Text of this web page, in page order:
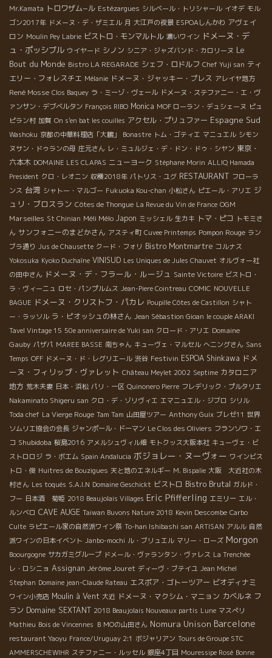
Mr.Kamata トロワザム−ル Estézargues シルベール・トリシャール イオデ モル
ゴン2017年 ドメーヌ・デ・ザミエル 月 大江戸の夜景 ESPOAしんかわ アヴェイ
ロン Moulin Pey Labrie ビストロ・モンマルトル 濃いワイン ドメーヌ・デ
ュ・ポッシブル ウイヤード シノン シニア・ジャズバンド・カロリーヌ Le
Bout du Monde Bistro LA REGARADE シェフ・ロドルフ Chef Yuji san ティ
エリー・フォレスチエ Mélanie ドメーヌ・ジャッキー・プレス アレイヤ地方
René Mosse Clos Baquey ラ・ミーゾ・ヴェール ドメーヌ・ステファニー・エ・ヴ
ァンサン・デブベルタン François RIBO Monica MOF ローラン・デュシェーヌ ピュ
ピラン村 加賀 On s'en bat les couilles アクセル・プリュファー Espagne Sud
Washoku 京都の中華料理店「大鵬」 Bonastre トム・ゴティエ マニュエル シモン
ヌサン・ドゥランの母 庄元さん レ・ミュルジェ・デ・ドン・ドゥ・シヤン 東京・
六本木 DOMAINE LES CLAPAS ニューヨーク Stéphane Morin ALLIQ Hamada
President クロ・レオニン 収穫2018年 パトリス・ユグ RESTAURANT フローラ
ンス 台湾 シャトー・マルゴー Fukuoka Kou-chan 小松さん ピエール・アリエ ジ
ュリ・ブロスラン Côtes de Thongue La Revue du Vin de France OGM
Marseilles St Chinian Méli Mélo Japon ミッシェル 生カキ トマ・ピコ トモミさ
ん サンフォニーのまどかさん アスティ町 Cuvee Printemps Pompon Rouge ラン
ブラ通り Jus de Chausette クード・フォリ Bistro Montmartre コルナス
Yokosuka Kyoko Duchaîne VINISUD Les Uniques de Jules Chauvet オルヴォー社
の田中さん ドメーヌ・デ・フラール・ルージュ Sainte Victoire ビストロ・
ラ・ヴィーニュ ロセ・パンプルムス Jean-Piere Cointreau COMIC NOUVELLE
BAGUE ドメーヌ・クリストフ・パカレ Poupille Côtes de Castillon シャト
ー・ラッソル ラ・ピオッシュの林さん Jean Sébastion Gioan le couple ARAKI
Tavel Vintage 15 50e anniversaire de Yuki san クロード・アリエ Domaine
Gauby パザパ MAREE BASSE 南ちゃん キューヴェ・マルセル へニングさん Sans
Temps OFF ドメーヌ・ド・レグリエール 渋谷 Festivin ESPOA Shinkawa ドメ
ーヌ・フィリップ・ヴァレット Château Meylet 2002 Septime カタロニア
地方 荒木夫妻 日本・浜松 パリ・一区 Quinonero Pierre フレデリック・プルタリエ
Nakaminato Shigeru san クロ・デ・ゾリヴィエ エマニュエル・ジブロ シリル
Toda chef La Vierge Rouge Tam Tam 山田屋ツアー Anthony Guix ブレゼ11 世界
ソムリエ協会の会長 ジャンポール・ドーマン Le Clos des Oliviers フランソワ・エ
コ Shubidoba 桜島2016 アメルシュヴィル畑 モトクッス大阪本社 キューヴェ・ビ
ストロロジ ラ・ボエム Spain Andalucia ボジョレー・ヌーヴォー ワインビス
トロ・俊 Huitres de Bouzigues 天と地のエネルギー M. Bispalie 大阪 大近社の木
村さん Les toqués S.A.I.N Domaine Geschickt ビストロ Bistro Brutal ガルド・
フー 日本酒 菊姫 2018 Beaujolais Villages Eric Pfifferling エミリー エル・
ルンベロ CAVE AUGE Taiwan Buvons Nature 2018 Kevin Descombe Carbo
Culte ラピエール家の自然派ワイン祭 To-han Ishibashi san ARTISAN アルル 自然
派ワインの日本イベント Janbo-mochi ル・ブリュエル マリー・ローズ Morgon
Boourgogne サカガミグループ ドメール・ヴァランタン・ヴァレス La Trenchée
レ・ロシニョ Assignan Jérôme Jouret ディーヴ・ブテイユ Jean Michel
Stephan Domaine jean-Claude Rateau エスポア・ゴトーツアー ビオディナミ
ワイン小売店 Moulin à Vent 大近 ドメーヌ・マクシム・マニョン カベルネ フ
ラン Domaine SEXTANT 2018 Beaujolais Nouveaux partis Lune マスぺリ
Mathieu Bois de Vincennes ＢＭОの山田さん Nomura Unison Barcelone
restaurant Yaoyu France/Uruguay 2:1 ボジャリアン Tours de Groupe STC
AMMERSCHEWIHR ステファニー・ルッセル 銀座4丁目 Mouressipe Rosé Bonne